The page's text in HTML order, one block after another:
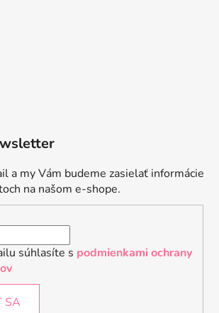
a my Vám budeme zasielať informácie
na našom e-shope.
súhlasíte s podmienkami ochrany
SA